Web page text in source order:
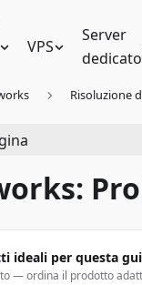
VPS
Server
dedicato
Risoluzione
ideali per questa
— ordina il prodotto